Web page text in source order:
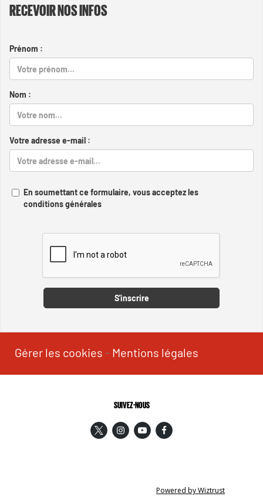
RECEVOIR NOS INFOS
Prénom :
Nom :
Votre adresse e-mail :
En soumettant ce formulaire, vous acceptez les
conditions générales
S'inscrire
Gérer les cookies - Mentions légales
SUIVEZ-NOUS
Powered by Wiztrust